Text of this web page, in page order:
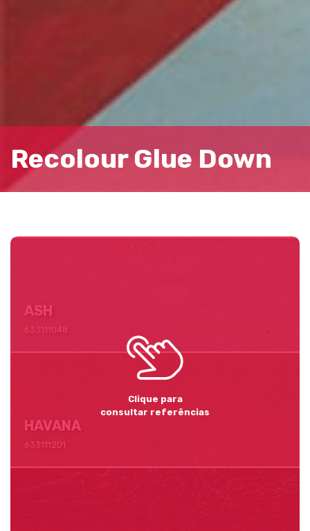
Recolour Glue Down
Clique para
consultar referências
SMOKE
ASH
633111048
HAVANA
633111201